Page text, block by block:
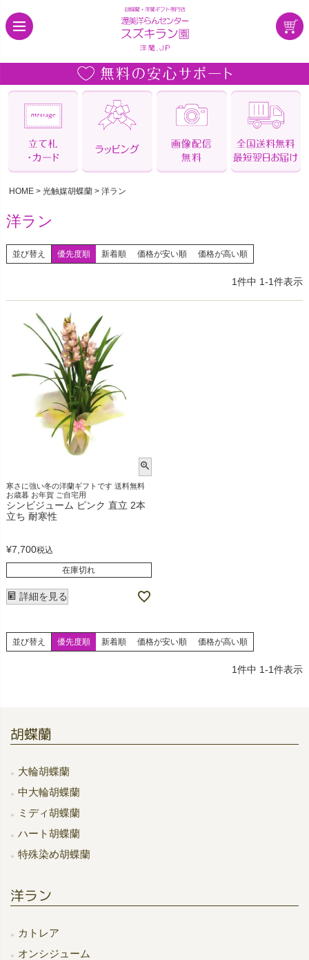
HOME 光触媒胡蝶蘭 洋ラン
洋ラン
並び替え 優先度順 新着順 価格が安い順 価格が高い順
1件中 1-1件表示
寒さに強い冬の洋蘭ギフトです 送料無料
お歳暮 お年賀 ご自宅用
シンビジューム ピンク 直立 2本
立ち 耐寒性
¥7,700税込
在庫切れ
詳細を見る
並び替え 優先度順 新着順 価格が安い順 価格が高い順
1件中 1-1件表示
胡蝶蘭
大輪胡蝶蘭
中大輪胡蝶蘭
ミディ胡蝶蘭
ハート胡蝶蘭
特殊染め胡蝶蘭
洋ラン
カトレア
オンシジューム